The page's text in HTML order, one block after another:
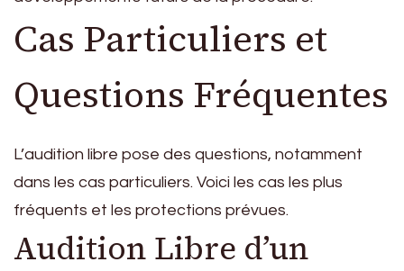
Cas Particuliers et
Questions Fréquentes
L’audition libre pose des questions, notamment
dans les cas particuliers. Voici les cas les plus
fréquents et les protections prévues.
Audition Libre d’un